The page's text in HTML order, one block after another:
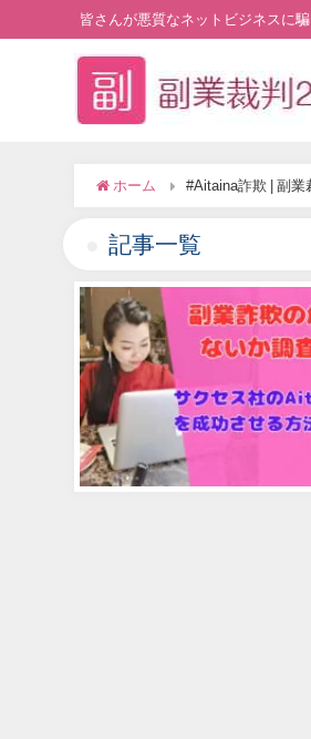
皆さんが悪質なネットビジネスに
ホーム #Aitaina詐欺 | 副業
記事一覧